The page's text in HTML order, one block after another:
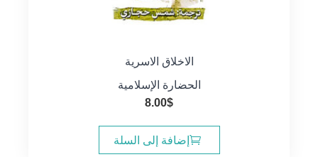
الاخلاق الاسرية
الحضارة الإسلامية
8.00$
إضافة إلى السلة